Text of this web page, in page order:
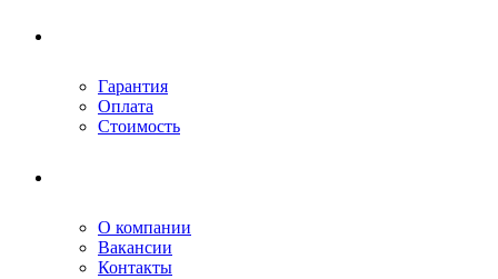
Гарантия
Оплата
Стоимость
О компании
Вакансии
Контакты